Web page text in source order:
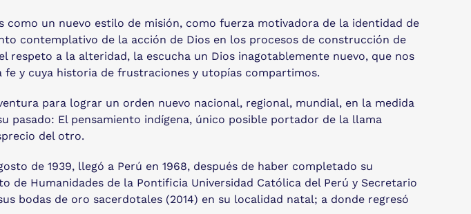
como un nuevo estilo de misión, como fuerza motivadora de la identidad de
contemplativo de la acción de Dios en los procesos de construcción de
a la alteridad, la escucha un Dios inagotablemente nuevo, que nos
y cuya historia de frustraciones y utopías compartimos.
para lograr un orden nuevo nacional, regional, mundial, en la medida
pasado: El pensamiento indígena, único posible portador de la llama
del otro.
de 1939, llegó a Perú en 1968, después de haber completado su
Humanidades de la Pontificia Universidad Católica del Perú y Secretario
bodas de oro sacerdotales (2014) en su localidad natal; a donde regresó